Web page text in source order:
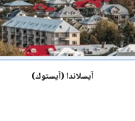
آيسلاندا (آيستوك)